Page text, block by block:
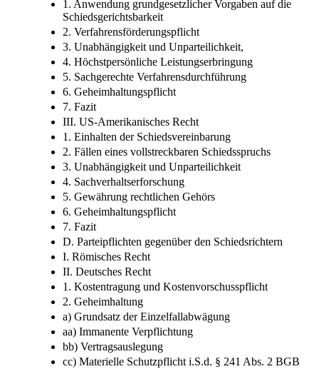
1. Anwendung grundgesetzlicher Vorgaben auf die
Schiedsgerichtsbarkeit
2. Verfahrensförderungspflicht
3. Unabhängigkeit und Unparteilichkeit,
4. Höchstpersönliche Leistungserbringung
5. Sachgerechte Verfahrensdurchführung
6. Geheimhaltungspflicht
7. Fazit
III. US-Amerikanisches Recht
1. Einhalten der Schiedsvereinbarung
2. Fällen eines vollstreckbaren Schiedsspruchs
3. Unabhängigkeit und Unparteilichkeit
4. Sachverhaltserforschung
5. Gewährung rechtlichen Gehörs
6. Geheimhaltungspflicht
7. Fazit
D. Parteipflichten gegenüber den Schiedsrichtern
I. Römisches Recht
II. Deutsches Recht
1. Kostentragung und Kostenvorschusspflicht
2. Geheimhaltung
a) Grundsatz der Einzelfallabwägung
aa) Immanente Verpflichtung
bb) Vertragsauslegung
cc) Materielle Schutzpflicht i.S.d. § 241 Abs. 2 BGB